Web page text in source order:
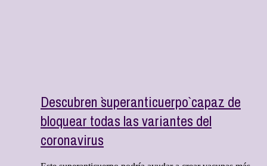
Descubren `superanticuerpo` capaz de
bloquear todas las variantes del
coronavirus